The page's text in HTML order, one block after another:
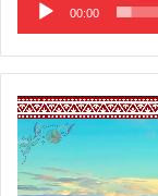
00:00
Video
Player